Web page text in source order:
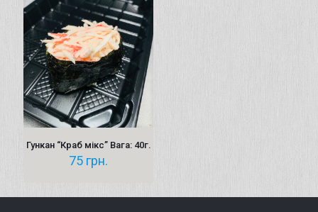
Гункан “Краб мікс” Вага: 40г.
75 грн.